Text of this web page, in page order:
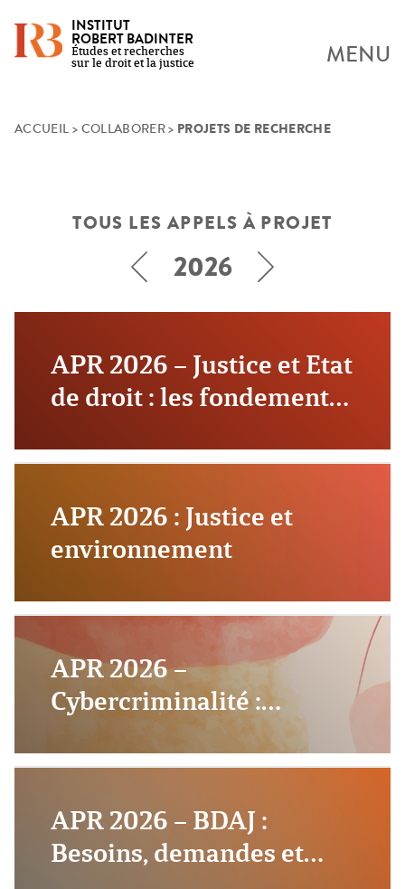
Skip
INSTITUT
ROBERT BADINTER
Études et recherches
sur le droit et la justice
MENU
ACCUEIL > COLLABORER> PROJETS DE RECHERCHE
TOUS LES APPELS À PROJET
2026
APR 2026 – Justice et Etat
de droit : les fondements
APR 2026 : Justice et
environnement
CLOS
APR 2026 –
Cybercriminalité :
identifier, analyser et
comprendre le
APR 2026 – BDAJ :
Besoins, demandes et